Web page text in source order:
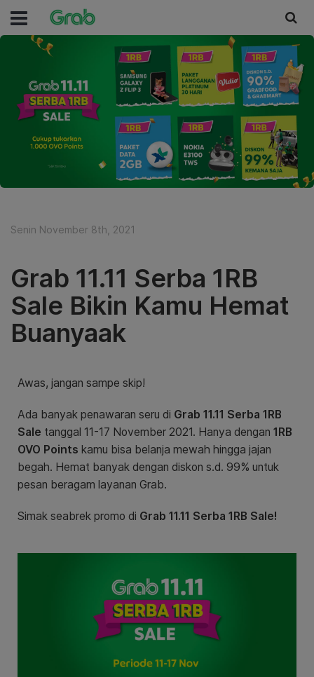
Senin November 8th, 2021
Grab 11.11 Serba 1RB
Sale Bikin Kamu Hemat
Buanyaak
Awas, jangan sampe skip!
Ada banyak penawaran seru di Grab 11.11 Serba 1RB
Sale tanggal 11-17 November 2021. Hanya dengan 1RB
OVO Points kamu bisa belanja mewah hingga jajan
begah. Hemat banyak dengan diskon s.d. 99% untuk
pesan beragam layanan Grab.
Simak seabrek promo di Grab 11.11 Serba 1RB Sale!